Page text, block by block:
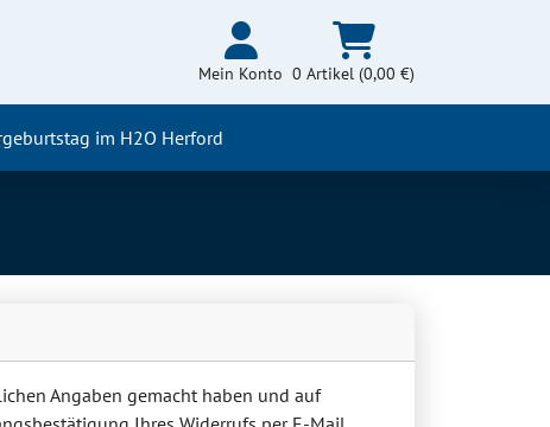
Mein Konto 0 Artikel (0,00 €)
im H2O Herford
Angaben gemacht haben und auf